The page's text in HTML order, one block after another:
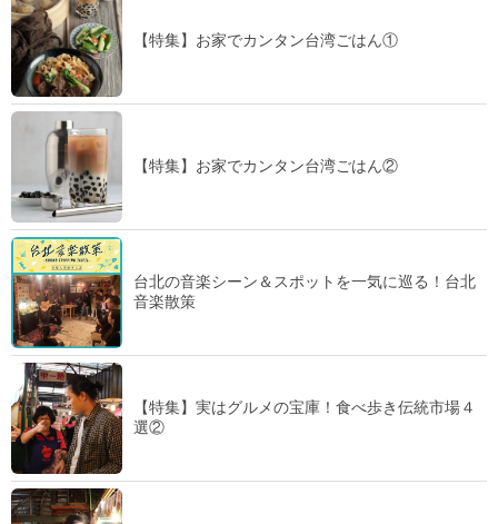
【特集】お家でカンタン台湾ごはん①
【特集】お家でカンタン台湾ごはん②
台北の音楽シーン＆スポットを一気に巡る！台北
音楽散策
【特集】実はグルメの宝庫！食べ歩き伝統市場４
選②